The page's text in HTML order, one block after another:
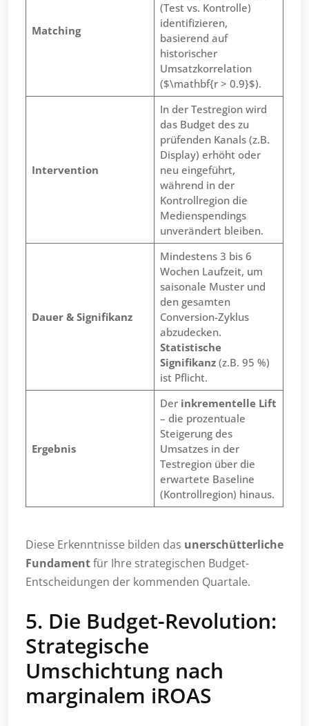
Matching
(Test vs. Kontrolle)
identifizieren,
basierend auf
historischer
Umsatzkorrelation
($\mathbf{r > 0.9}$).
Intervention
In der Testregion wird
das Budget des zu
prüfenden Kanals (z.B.
Display) erhöht oder
neu eingeführt,
während in der
Kontrollregion die
Medienspendings
unverändert bleiben.
Dauer & Signifikanz
Mindestens 3 bis 6
Wochen Laufzeit, um
saisonale Muster und
den gesamten
Conversion-Zyklus
abzudecken.
Statistische
Signifikanz(z.B. 95 %)
ist Pflicht.
Ergebnis
Der inkrementelle Lift
– die prozentuale
Steigerung des
Umsatzes in der
Testregion über die
erwartete Baseline
(Kontrollregion) hinaus.
Diese Erkenntnisse bilden das unerschütterliche
Fundamentfür Ihre strategischen Budget-
Entscheidungen der kommenden Quartale.
5. Die Budget-Revolution:
Strategische
Umschichtung nach
marginalem iROAS